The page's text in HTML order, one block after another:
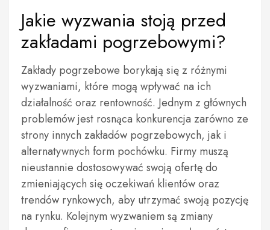
Jakie wyzwania stoją przed
zakładami pogrzebowymi?
Zakłady pogrzebowe borykają się z różnymi
wyzwaniami, które mogą wpływać na ich
działalność oraz rentowność. Jednym z głównych
problemów jest rosnąca konkurencja zarówno ze
strony innych zakładów pogrzebowych, jak i
alternatywnych form pochówku. Firmy muszą
nieustannie dostosowywać swoją ofertę do
zmieniających się oczekiwań klientów oraz
trendów rynkowych, aby utrzymać swoją pozycję
na rynku. Kolejnym wyzwaniem są zmiany